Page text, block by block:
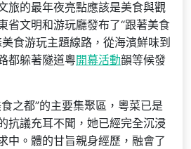
旅的最年夜亮點應該是美食與觀
文明和游玩廳發布了“跟著美食
食游玩主題線路，從海濱鮮味到
都躲著隧道粵開幕活動韻等候發
之都”的主要集聚區，粵菜已是
抗議充耳不聞，她已經完全沉浸
中。體的甘旨親身經歷，融會了